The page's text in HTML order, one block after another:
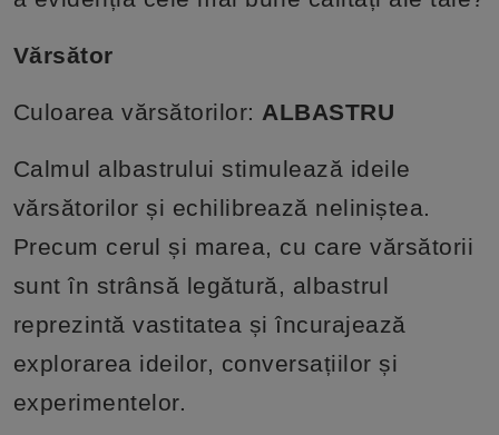
Vărsător
Culoarea vărsătorilor: ALBASTRU
Calmul albastrului stimulează ideile
vărsătorilor și echilibrează neliniștea.
Precum cerul și marea, cu care vărsătorii
sunt în strânsă legătură, albastrul
reprezintă vastitatea și încurajează
explorarea ideilor, conversațiilor și
experimentelor.